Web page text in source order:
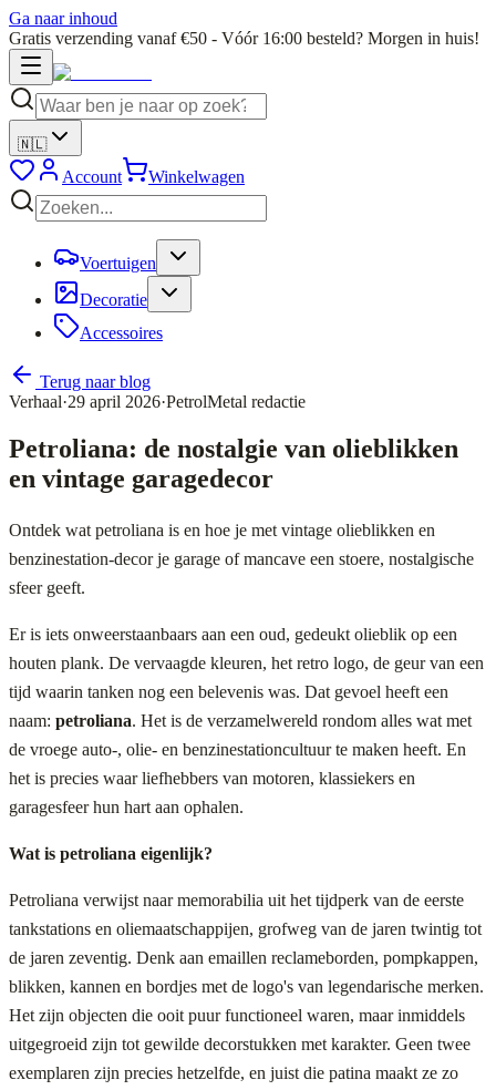
Ga naar inhoud
Gratis verzending vanaf €50 - Vóór 16:00 besteld? Morgen in huis!
🇳🇱
Account Winkelwagen
Voertuigen
Decoratie
Accessoires
Terug naar blog
Verhaal·29 april 2026·PetrolMetal redactie
Petroliana: de nostalgie van olieblikken
en vintage garagedecor
Ontdek wat petroliana is en hoe je met vintage olieblikken en
benzinestation-decor je garage of mancave een stoere, nostalgische
sfeer geeft.
Er is iets onweerstaanbaars aan een oud, gedeukt olieblik op een
houten plank. De vervaagde kleuren, het retro logo, de geur van een
tijd waarin tanken nog een belevenis was. Dat gevoel heeft een
naam: petroliana. Het is de verzamelwereld rondom alles wat met
de vroege auto-, olie- en benzinestationcultuur te maken heeft. En
het is precies waar liefhebbers van motoren, klassiekers en
garagesfeer hun hart aan ophalen.
Wat is petroliana eigenlijk?
Petroliana verwijst naar memorabilia uit het tijdperk van de eerste
tankstations en oliemaatschappijen, grofweg van de jaren twintig tot
de jaren zeventig. Denk aan emaillen reclameborden, pompkappen,
blikken, kannen en bordjes met de logo's van legendarische merken.
Het zijn objecten die ooit puur functioneel waren, maar inmiddels
uitgegroeid zijn tot gewilde decorstukken met karakter. Geen twee
exemplaren zijn precies hetzelfde, en juist die patina maakt ze zo